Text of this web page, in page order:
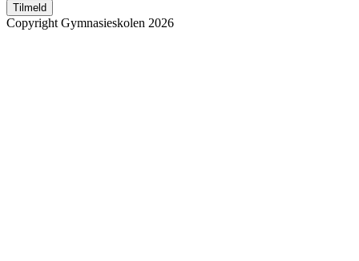
Tilmeld
Copyright Gymnasieskolen 2026